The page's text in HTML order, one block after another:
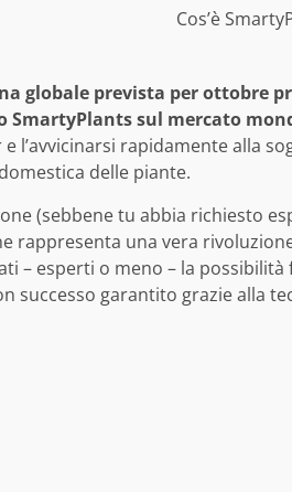
Cos’è
globale prevista per ottobre
SmartyPlants sul mercato
l’avvicinarsi rapidamente alla
delle piante.
(sebbene tu abbia richiesto
rappresenta una vera
– esperti o meno – la
successo garantito grazie alla